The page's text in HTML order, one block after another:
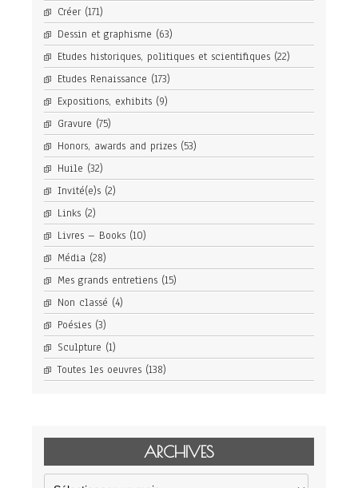
Créer (171)
Dessin et graphisme (63)
Etudes historiques, politiques et scientifiques (22)
Etudes Renaissance (173)
Expositions, exhibits (9)
Gravure (75)
Honors, awards and prizes (53)
Huile (32)
Invité(e)s (2)
Links (2)
Livres – Books (10)
Média (28)
Mes grands entretiens (15)
Non classé (4)
Poésies (3)
Sculpture (1)
Toutes les oeuvres (138)
ARCHIVES
Archives